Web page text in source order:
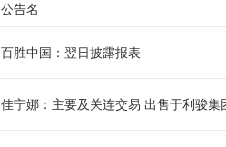
公告名
百胜中国：翌日披露报表
佳宁娜：主要及关连交易 出售于利骏集